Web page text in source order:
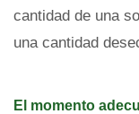
cantidad de una
una cantidad
El momento